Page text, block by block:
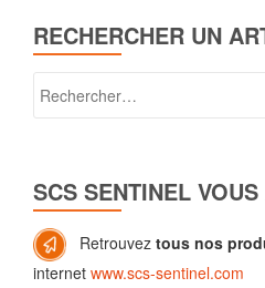
RECHERCHER UN
SCS SENTINEL
Retrouvez tous nos
internet www.scs-sentinel.com